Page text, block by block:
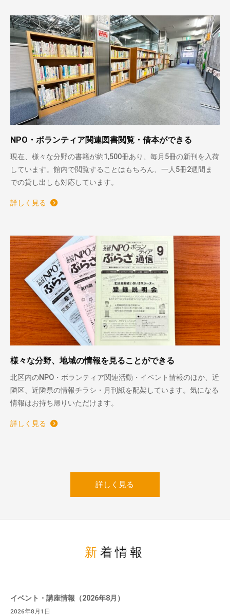
NPO・ボランティア関連図書閲覧・借本ができる
現在、様々な分野の書籍が約1,500冊あり、毎月5冊の新刊を入荷
しています。館内で閲覧することはもちろん、一人5冊2週間ま
での貸し出しも対応しています。
詳しく見る
様々な分野、地域の情報を見ることができる
北区内のNPO・ボランティア関連活動・イベント情報のほか、近
隣区、近隣県の情報チラシ・月刊紙を配架しています。気になる
情報はお持ち帰りいただけます。
詳しく見る
詳しく見る
新着情報
イベント・講座情報（2026年8月）
2026年8月1日